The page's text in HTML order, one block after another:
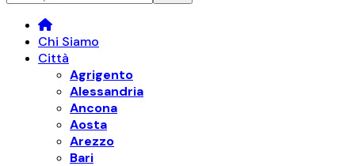
Chi Siamo
Città
Agrigento
Alessandria
Ancona
Aosta
Arezzo
Bari